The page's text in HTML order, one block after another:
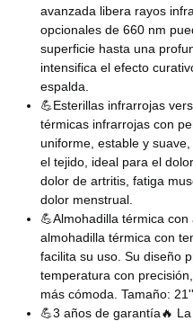
avanzada libera rayos
opcionales de 660 nm
superficie hasta una
intensifica el efecto
espalda.
💪Esterillas infrarrojas
térmicas infrarrojas con
uniforme, estable y
el tejido, ideal para el
dolor de artritis, fatiga
dolor menstrual.
💪Almohadilla térmica
almohadilla térmica con
facilita su uso. Su diseño
temperatura con
más cómoda. Tamaño:
💪3 años de garantía🔥